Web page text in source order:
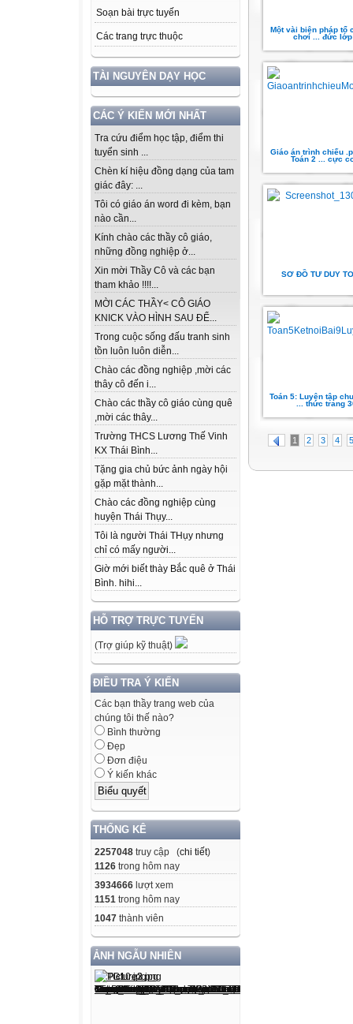
Soạn bài trực tuyến
Các trang trực thuộc
TÀI NGUYÊN DẠY HỌC
CÁC Ý KIẾN MỚI NHẤT
Tra cứu điểm học tập, điểm thi
tuyển sinh ...
Chèn kí hiệu đồng dạng của tam
giác đây: ...
Tôi có giáo án word đi kèm, bạn
nào cần...
Kính chào các thầy cô giáo,
những đồng nghiệp ở...
Xin mời Thầy Cô và các bạn
tham khảo !!!!...
MỜI CÁC THẦY< CÔ GIÁO
KNICK VÀO HÌNH SAU ĐỂ...
Trong cuộc sống đấu tranh sinh
tồn luôn luôn diễn...
Chào các đồng nghiệp ,mời các
thây cô đến i...
Chào các thầy cô giáo cùng quê
,mời các thây...
Trường THCS Lương Thế Vinh
KX Thái Bình...
Tặng gia chủ bức ảnh ngày hội
gặp mặt thành...
Chào các đồng nghiệp cùng
huyện Thái Thụy...
Tôi là người Thái THụy nhưng
chỉ có mấy người...
Giờ mới biết thày Bắc quê ở Thái
Bình. hihi...
HỖ TRỢ TRỰC TUYẾN
(Trợ giúp kỹ thuật)
ĐIỀU TRA Ý KIẾN
Các bạn thầy trang web của
chúng tôi thế nào?
Bình thường
Đẹp
Đơn điệu
Ý kiến khác
THỐNG KÊ
2257048 truy cập (chi tiết)
1126 trong hôm nay
3934666 lượt xem
1151 trong hôm nay
1047 thành viên
ẢNH NGẪU NHIÊN
Một vài biện pháp tổ
chơi ... đức lớp
Giáo án trình chiếu
Toán 2 ... cực
SƠ ĐỒ TƯ DUY
Toán 5: Luyện tập
... thức trang
1 2 3 4 5